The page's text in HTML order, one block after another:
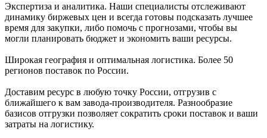
Экспертиза и аналитика. Наши специалисты отслеживают
динамику биржевых цен и всегда готовы подсказать лучшее
время для закупки, либо помочь с прогнозами, чтобы вы
могли планировать бюджет и экономить ваши ресурсы.
Широкая география и оптимальная логистика. Более 50
регионов поставок по России.
Доставим ресурс в любую точку России, отгрузив с
ближайшего к вам завода-производителя. Разнообразие
базисов отгрузки позволяет сократить сроки поставок и ваши
затраты на логистику.